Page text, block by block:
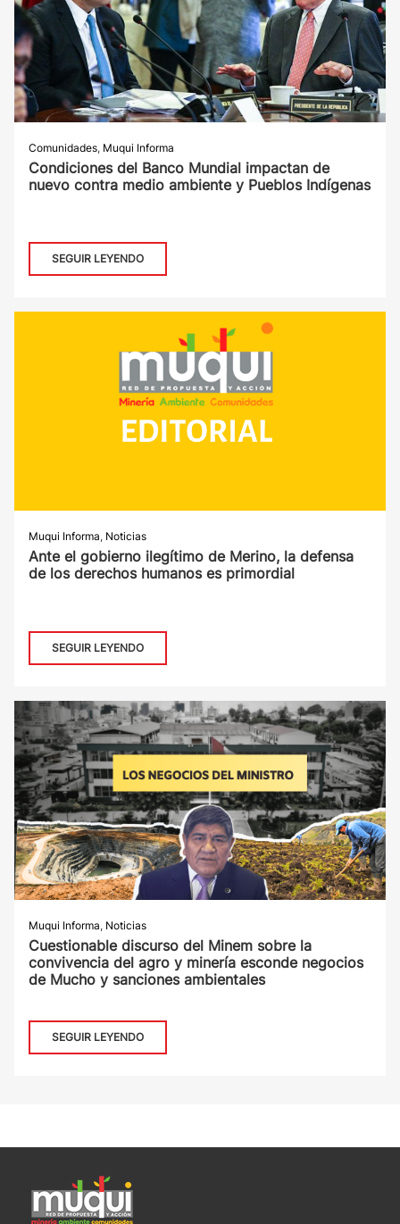
Comunidades, Muqui Informa
Condiciones del Banco Mundial impactan de
nuevo contra medio ambiente y Pueblos Indígenas
SEGUIR LEYENDO
Muqui Informa, Noticias
Ante el gobierno ilegítimo de Merino, la defensa
de los derechos humanos es primordial
SEGUIR LEYENDO
Muqui Informa, Noticias
Cuestionable discurso del Minem sobre la
convivencia del agro y minería esconde negocios
de Mucho y sanciones ambientales
SEGUIR LEYENDO